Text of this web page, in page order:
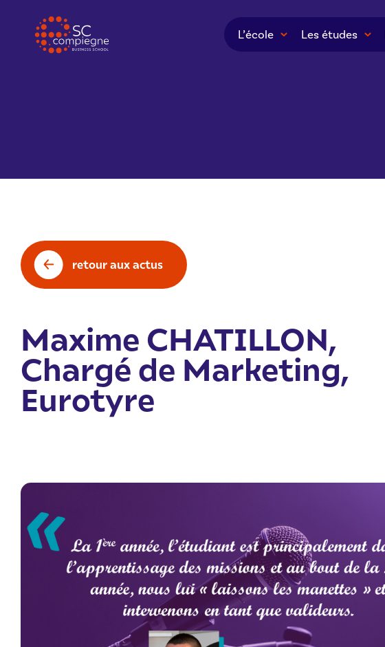
L’école Les études
retour aux actus
Maxime CHATILLON,
Chargé de Marketing,
Eurotyre